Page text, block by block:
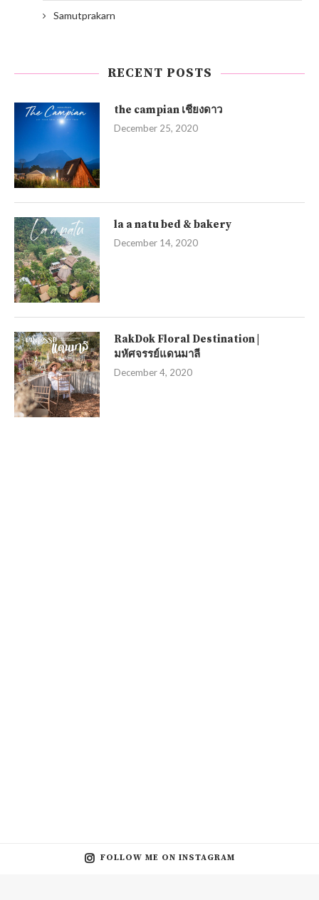
Samutprakarn
RECENT POSTS
the campian เชียงดาว
December 25, 2020
la a natu bed & bakery
December 14, 2020
RakDok Floral Destination |
มหัศจรรย์แดนมาลี
December 4, 2020
FOLLOW ME ON INSTAGRAM